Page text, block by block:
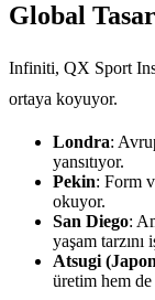
Global
Infiniti, QX Sport
ortaya koyuyor.
Londra:
yansıtıyor.
Pekin: Form
okuyor.
San Diego:
yaşam tarzını
Atsugi
üretim hem de